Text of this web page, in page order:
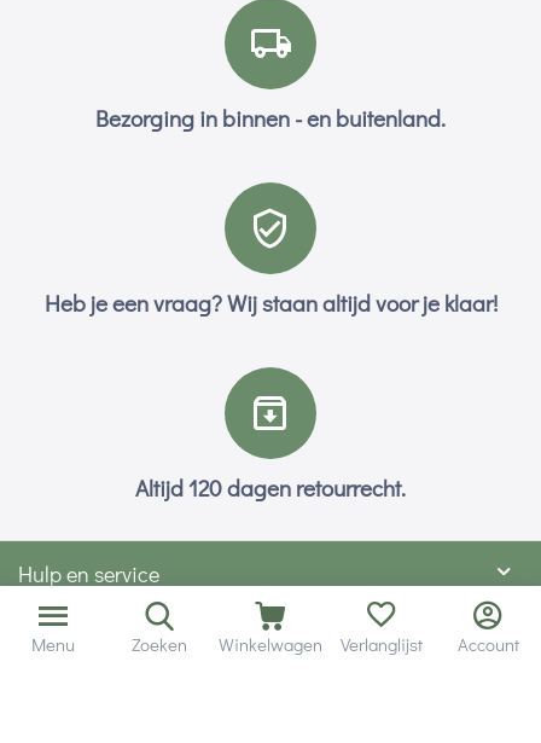
Bezorging in binnen - en buitenland.
Heb je een vraag? Wij staan altijd voor je klaar!
Altijd 120 dagen retourrecht.
Hulp en service
Contact gegevens
Menu Zoeken Winkelwagen Verlanglijst Account